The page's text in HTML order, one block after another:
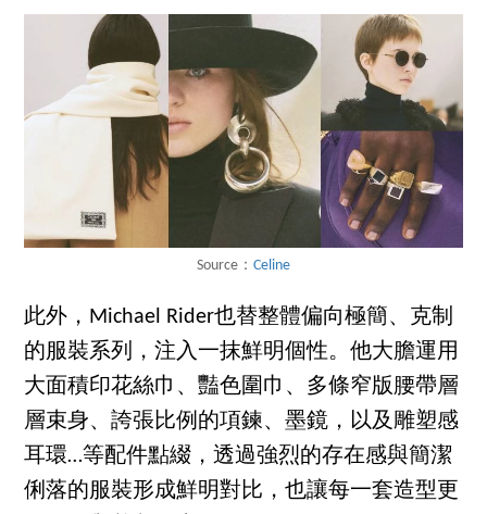
Source： Celine
此外，Michael Rider也替整體偏向極簡、克制
的服裝系列，注入一抹鮮明個性。他大膽運用
大面積印花絲巾、豔色圍巾、多條窄版腰帶層
層束身、誇張比例的項鍊、墨鏡，以及雕塑感
耳環…等配件點綴，透過強烈的存在感與簡潔
俐落的服裝形成鮮明對比，也讓每一套造型更